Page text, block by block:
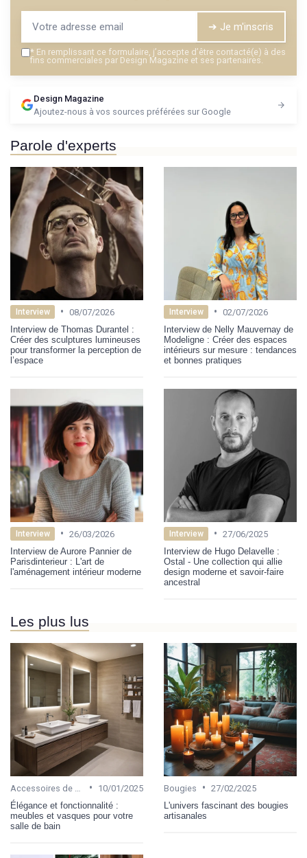
➔ Je m'inscris
* En remplissant ce formulaire, j’accepte d’être contacté(e) à des
fins commerciales par Design Magazine et ses partenaires.
Design Magazine
Ajoutez-nous à vos sources préférées sur Google
Parole d'experts
Interview • 08/07/2026
Interview de Thomas Durantel :
Créer des sculptures lumineuses
pour transformer la perception de
l’espace
Interview • 02/07/2026
Interview de Nelly Mauvernay de
Modeligne : Créer des espaces
intérieurs sur mesure : tendances
et bonnes pratiques
Interview • 26/03/2026
Interview de Aurore Pannier de
Parisdinterieur : L'art de
l'aménagement intérieur moderne
Interview • 27/06/2025
Interview de Hugo Delavelle :
Ostal - Une collection qui allie
design moderne et savoir-faire
ancestral
Les plus lus
•
10/01/2025
Élégance et fonctionnalité :
meubles et vasques pour votre
salle de bain
Bougies • 27/02/2025
L'univers fascinant des bougies
artisanales